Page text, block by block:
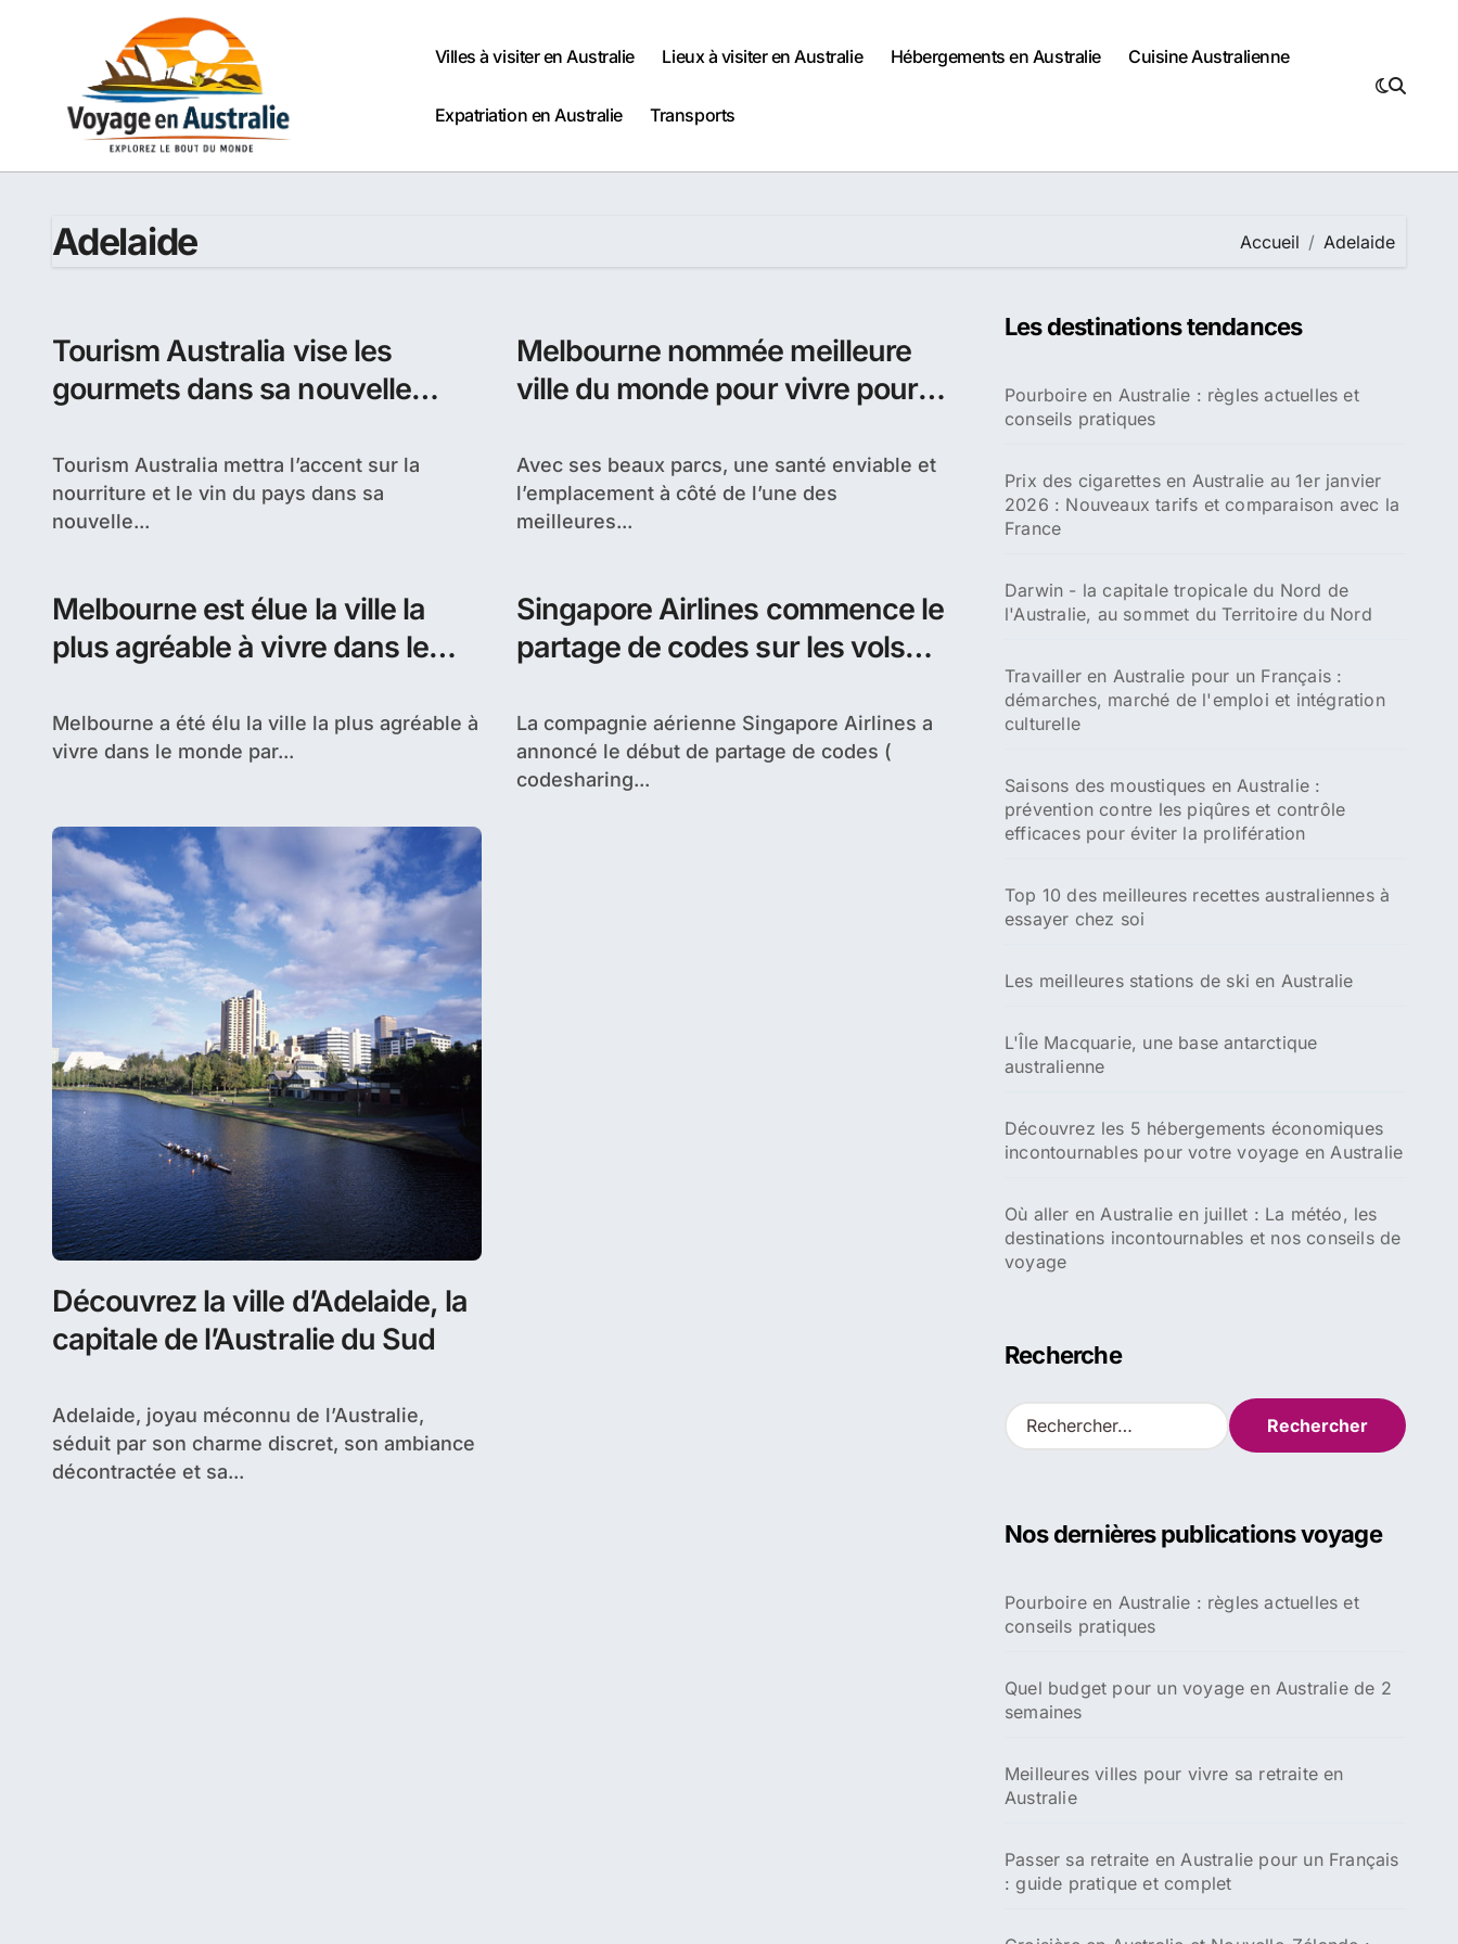
Villes à visiter en Australie Lieux à visiter en Australie Hébergements en Australie Cuisine Australienne
Expatriation en Australie Transports
Adelaide Accueil Adelaide
Tourism Australia vise les
gourmets dans sa nouvelle
Tourism Australia mettra l’accent sur la
nourriture et le vin du pays dans sa
nouvelle...
Melbourne nommée meilleure
ville du monde pour vivre pour
Avec ses beaux parcs, une santé enviable et
l’emplacement à côté de l’une des
meilleures...
Melbourne est élue la ville la
plus agréable à vivre dans le
Melbourne a été élu la ville la plus agréable à
vivre dans le monde par...
Singapore Airlines commence le
partage de codes sur les vols
La compagnie aérienne Singapore Airlines a
annoncé le début de partage de codes (
codesharing...
Découvrez la ville d’Adelaide, la
capitale de l’Australie du Sud
Adelaide, joyau méconnu de l’Australie,
séduit par son charme discret, son ambiance
décontractée et sa...
Les destinations tendances
Pourboire en Australie : règles actuelles et
conseils pratiques
Prix des cigarettes en Australie au 1er janvier
2026 : Nouveaux tarifs et comparaison avec la
France
Darwin - la capitale tropicale du Nord de
l'Australie, au sommet du Territoire du Nord
Travailler en Australie pour un Français :
démarches, marché de l'emploi et intégration
culturelle
Saisons des moustiques en Australie :
prévention contre les piqûres et contrôle
efficaces pour éviter la prolifération
Top 10 des meilleures recettes australiennes à
essayer chez soi
Les meilleures stations de ski en Australie
L'Île Macquarie, une base antarctique
australienne
Découvrez les 5 hébergements économiques
incontournables pour votre voyage en Australie
Où aller en Australie en juillet : La météo, les
destinations incontournables et nos conseils de
voyage
Recherche
R
e
r
e
r
Nos dernières publications voyage
Pourboire en Australie : règles actuelles et
conseils pratiques
Quel budget pour un voyage en Australie de 2
semaines
Meilleures villes pour vivre sa retraite en
Australie
Passer sa retraite en Australie pour un Français
: guide pratique et complet